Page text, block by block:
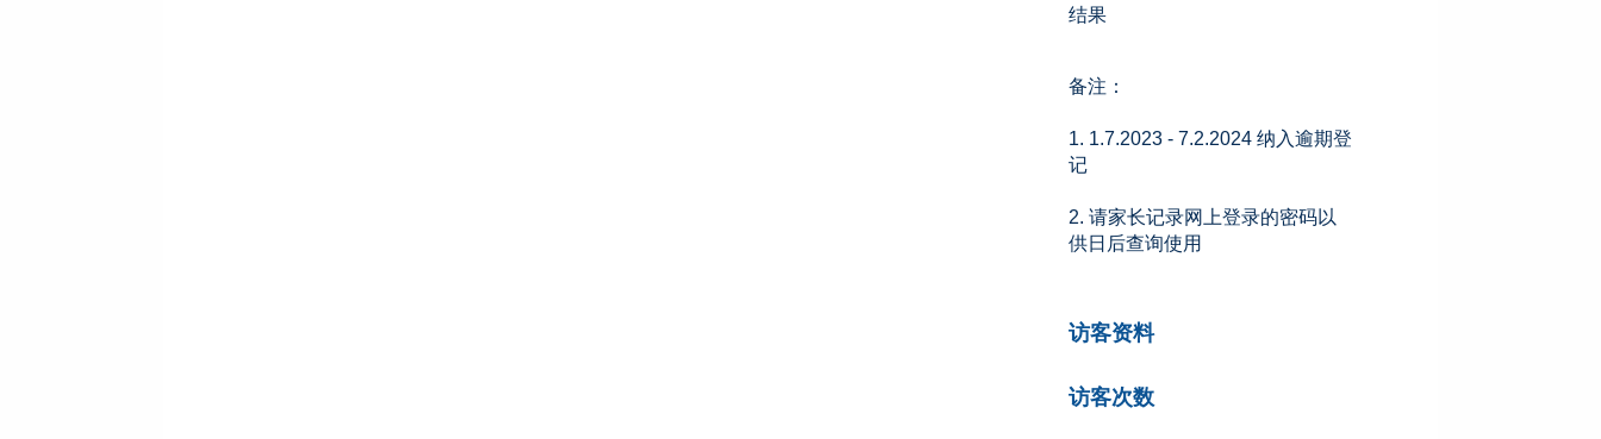
结果
备注：
1. 1.7.2023 - 7.2.2024 纳入逾期登
记
2. 请家长记录网上登录的密码以
供日后查询使用
访客资料
访客次数